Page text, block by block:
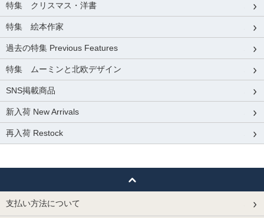
特集 クリスマス・洋書
特集 絵本作家
過去の特集 Previous Features
特集 ムーミンと北欧デザイン
SNS掲載商品
新入荷 New Arrivals
再入荷 Restock
支払い方法について